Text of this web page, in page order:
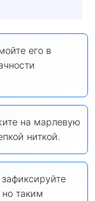
его в
на марлевую
ниткой.
таким